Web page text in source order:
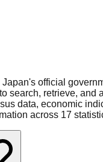
official
search, retrieve, and
data, economic
across 17